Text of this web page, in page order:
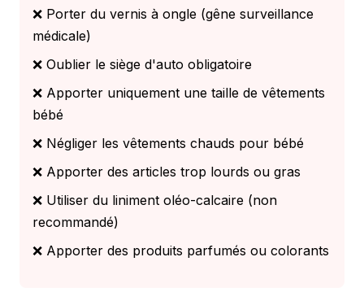
❌ Porter du vernis à ongle (gêne surveillance
médicale)
❌ Oublier le siège d'auto obligatoire
❌ Apporter uniquement une taille de vêtements
bébé
❌ Négliger les vêtements chauds pour bébé
❌ Apporter des articles trop lourds ou gras
❌ Utiliser du liniment oléo-calcaire (non
recommandé)
❌ Apporter des produits parfumés ou colorants